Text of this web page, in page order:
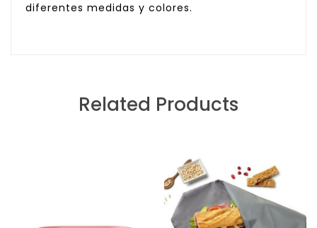
diferentes medidas y colores.
Related Products